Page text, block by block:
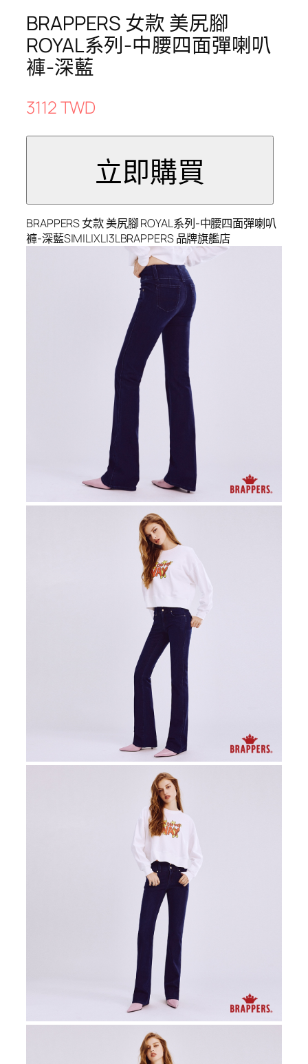
BRAPPERS 女款 美尻腳
ROYAL系列-中腰四面彈喇叭
褲-深藍
3112 TWD
BRAPPERS 女款 美尻腳 ROYAL系列-中腰四面彈喇叭
褲-深藍S|M|L|XL|3LBRAPPERS 品牌旗艦店